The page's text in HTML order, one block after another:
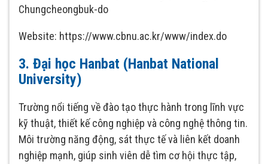
Chungcheongbuk-do
Website: https://www.cbnu.ac.kr/www/index.do
3. Đại học Hanbat (Hanbat National
University)
Trường nổi tiếng về đào tạo thực hành trong lĩnh vực
kỹ thuật, thiết kế công nghiệp và công nghệ thông tin.
Môi trường năng động, sát thực tế và liên kết doanh
nghiệp mạnh, giúp sinh viên dễ tìm cơ hội thực tập,